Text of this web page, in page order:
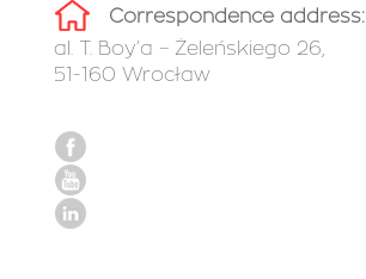
Correspondence address:
al. T. Boy’a – Żeleńskiego 26,
51-160 Wrocław